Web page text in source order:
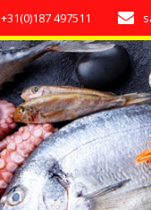
+31(0)187 497511